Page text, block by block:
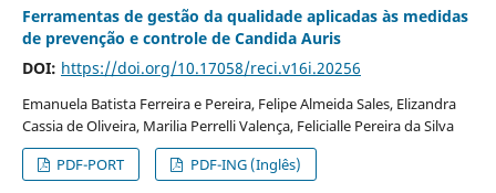
Ferramentas de gestão da qualidade aplicadas às medidas
de prevenção e controle de Candida Auris
DOI: https://doi.org/10.17058/reci.v16i.20256
Emanuela Batista Ferreira e Pereira, Felipe Almeida Sales, Elizandra
Cassia de Oliveira, Marilia Perrelli Valença, Felicialle Pereira da Silva
PDF-PORT
PDF-ING (Inglês)